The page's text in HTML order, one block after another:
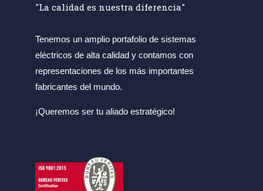
"La calidad es nuestra diferencia"
Tenemos un amplio portafolio de sistemas
eléctricos de alta calidad y contamos con
representaciones de los más importantes
fabricantes del mundo.
¡Queremos ser tu aliado estratégico!